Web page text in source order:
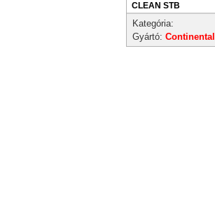
CLEAN STB
Kategória:
Gyártó: Continental